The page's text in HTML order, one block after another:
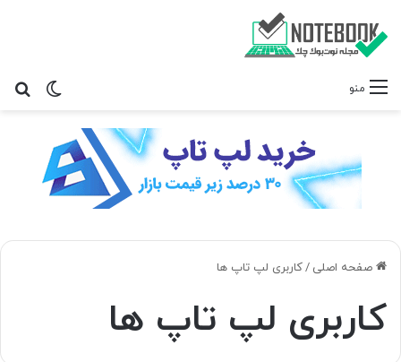
منو
صفحه اصلی /کاربری لپ تاپ ها
کاربری لپ تاپ ها